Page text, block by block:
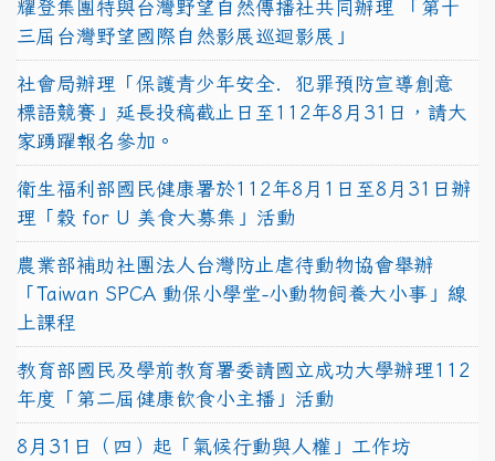
耀登集團特與台灣野望自然傳播社共同辦理 「第十
三屆台灣野望國際自然影展巡迴影展」
社會局辦理「保護青少年安全．犯罪預防宣導創意
標語競賽」延長投稿截止日至112年8月31日，請大
家踴躍報名參加。
衛生福利部國民健康署於112年8月1日至8月31日辦
理「穀 for U 美食大募集」活動
農業部補助社團法人台灣防止虐待動物協會舉辦
「Taiwan SPCA 動保小學堂-小動物飼養大小事」線
上課程
教育部國民及學前教育署委請國立成功大學辦理112
年度「第二屆健康飲食小主播」活動
8月31日（四）起「氣候行動與人權」工作坊